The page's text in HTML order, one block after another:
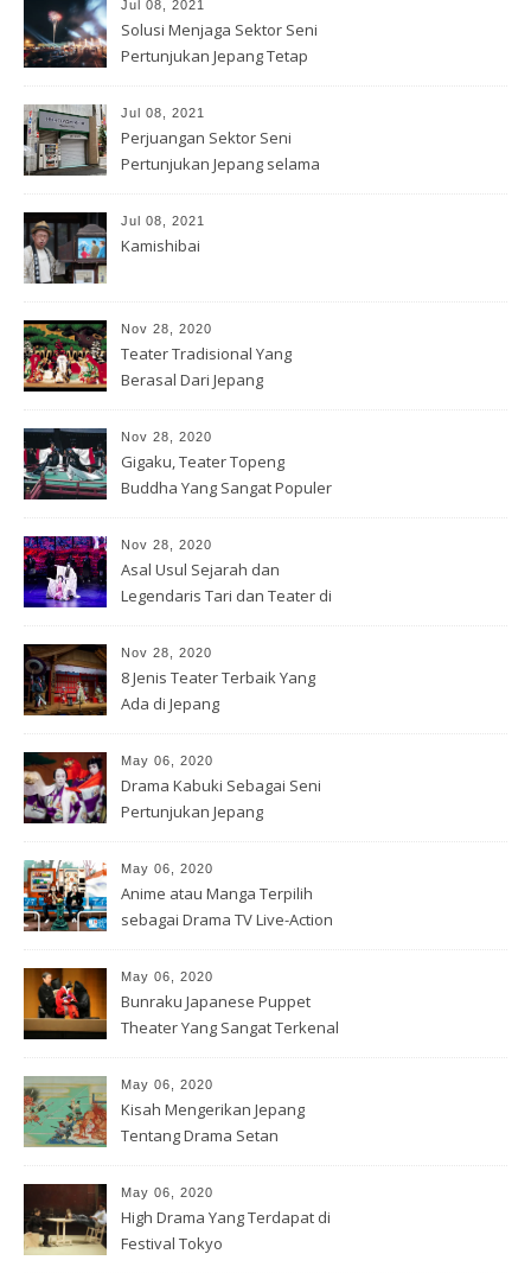
Jul 08, 2021
Solusi Menjaga Sektor Seni
Pertunjukan Jepang Tetap
Jul 08, 2021
Perjuangan Sektor Seni
Pertunjukan Jepang selama
Jul 08, 2021
Kamishibai
Nov 28, 2020
Teater Tradisional Yang
Berasal Dari Jepang
Nov 28, 2020
Gigaku, Teater Topeng
Buddha Yang Sangat Populer
Nov 28, 2020
Asal Usul Sejarah dan
Legendaris Tari dan Teater di
Nov 28, 2020
8 Jenis Teater Terbaik Yang
Ada di Jepang
May 06, 2020
Drama Kabuki Sebagai Seni
Pertunjukan Jepang
May 06, 2020
Anime atau Manga Terpilih
sebagai Drama TV Live-Action
May 06, 2020
Bunraku Japanese Puppet
Theater Yang Sangat Terkenal
May 06, 2020
Kisah Mengerikan Jepang
Tentang Drama Setan
May 06, 2020
High Drama Yang Terdapat di
Festival Tokyo